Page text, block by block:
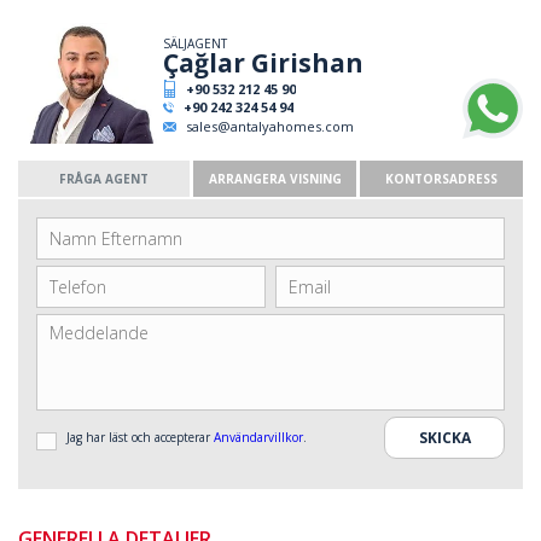
SÄLJAGENT
Çağlar Girishan
+90 532 212 45 90
+90 242 324 54 94
sales@antalyahomes.com
FRÅGA AGENT ARRANGERA VISNING KONTORSADRESS
Jag har läst och accepterar Användarvillkor.